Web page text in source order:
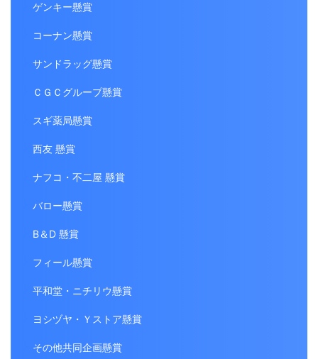
ゲンキー懸賞
コーナン懸賞
サンドラッグ懸賞
ＣＧＣグループ懸賞
スギ薬局懸賞
西友 懸賞
ナフコ・不二屋 懸賞
バロー懸賞
B＆D 懸賞
フィール懸賞
平和堂・ニチリウ懸賞
ヨシヅヤ・Ｙストア懸賞
その他共同企画懸賞